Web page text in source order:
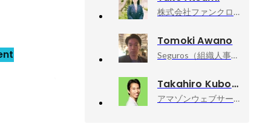
株式会社ファンクロ, PR Director / Brand Maneger
Tomoki Awano
Seguros（組織人事コンサルティング／コーチング／キャリアコンサルティング）, 代表／コンサルタント（個人事業主）
Takahiro Kubo
アマゾンウェブサービスジャパン合同会社, Developer Relations Machine Learning